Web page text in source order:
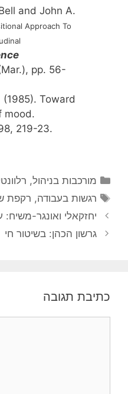
and John A.
Approach To
pp. 56-
(1985). Toward
mood.
219-23.
קטגוריות
מורכבות בניהול,
תגיות
רגשות בעבודה, רקפת
יחזקאלי ואונגר-
גרשון הכהן: בשיטור חי
כתיבת תגובה